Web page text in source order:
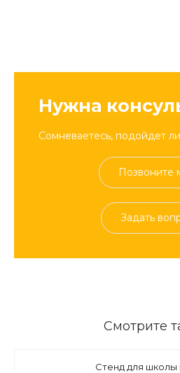
Нужна
Сомневаетесь, подойдет
Позвоните
Задать
Смотрите
Стенд для школы